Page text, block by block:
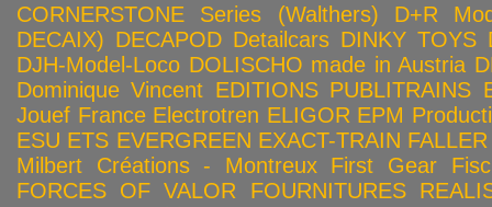
CORNERSTONE Series (Walthers)
D+R
DECAIX) DECAPOD Detailcars DINKY TOYS
DJH-Model-Loco DOLISCHO made in Austria
Dominique Vincent EDITIONS PUBLITRAINS
Jouef France Electrotren ELIGOR EPM
ESU ETS EVERGREEN EXACT-TRAIN FALLER
Milbert Créations - Montreux First Gear
FORCES OF VALOR
FOURNITURES